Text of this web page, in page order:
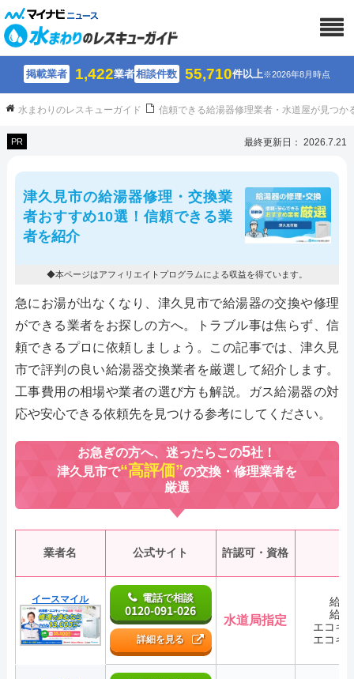
掲載業者 1,422業者相談件数 55,710件以上※2026年8月時点
水まわりのレスキューガイド 信頼できる給湯器修理業者・水道屋が見つか
PR 最終更新日： 2026.7.21
津久見市の給湯器修理・交換業
者おすすめ10選！信頼できる業
者を紹介
◆本ページはアフィリエイトプログラムによる収益を得ています。
急にお湯が出なくなり、津久見市で給湯器の交換や修理
ができる業者をお探しの方へ。トラブル事は焦らず、信
頼できるプロに依頼しましょう。この記事では、津久見
市で評判の良い給湯器交換業者を厳選して紹介します。
工事費用の相場や業者の選び方も解説。ガス給湯器の対
応や安心できる依頼先を見つける参考にしてください。
お急ぎの方へ、迷ったらこの5社！
津久見市で“高評価”の交換・修理業者を
厳選
業者名 公式サイト 許認可・資格
イースマイル 電話で相談
0120-091-026
詳細を見る
水道局指定
給
給
エコキ
エコキ